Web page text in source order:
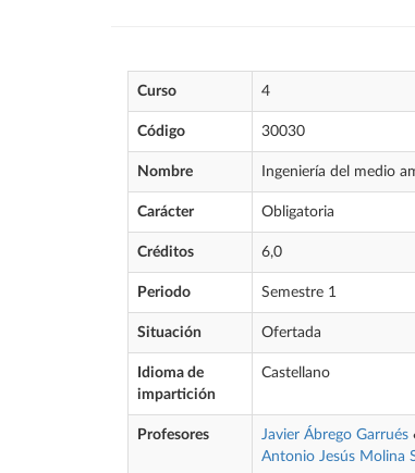
Curso 4
Código 30030
Nombre Ingeniería del medio
Carácter Obligatoria
Créditos 6,0
Periodo Semestre 1
Situación Ofertada
Idioma de
impartición
Castellano
Profesores Javier Ábrego Garrués
Antonio Jesús Molina